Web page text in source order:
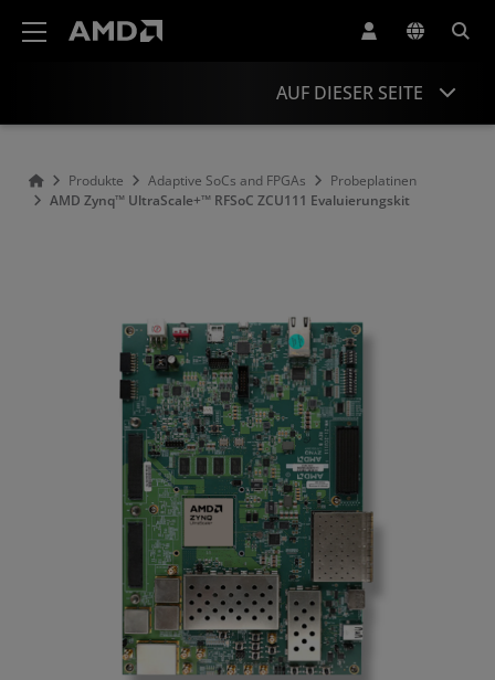
AUF DIESER SEITE
Produktinformationen
Ähnliche Produkte
Produkte Adaptive SoCs and FPGAs
Probeplatinen
AMD Zynq™ UltraScale+™ RFSoC ZCU111 Evaluierungskit